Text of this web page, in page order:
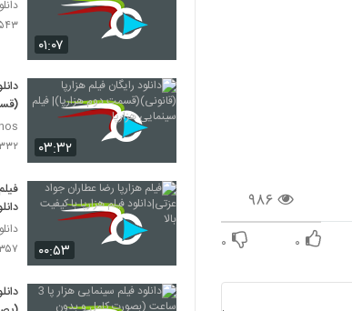
۹۸۶
۰ ۰
۰۱:۰۷
۱,۵۴۳
۰۳:۳۲
۱,۳۳۲
۰۰:۵۳
۳۵۷ بازدید